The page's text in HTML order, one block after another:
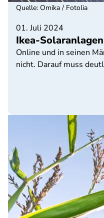
01. Juli 2024
Ikea-
Online und in seinen
nicht. Darauf muss
Quelle: Omika / Fotolia